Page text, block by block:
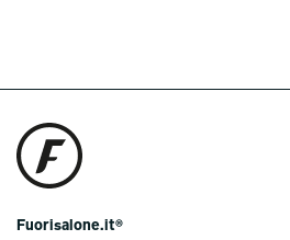
Fuorisalone.it®